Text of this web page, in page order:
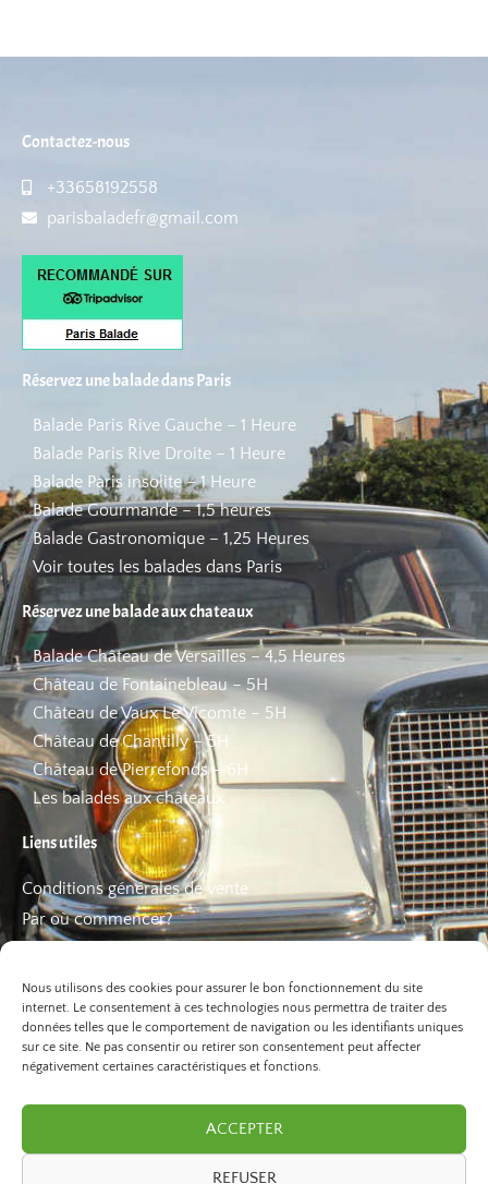
Nous utilisons des cookies pour assurer le bon fonctionnement du site
internet. Le consentement à ces technologies nous permettra de traiter des
données telles que le comportement de navigation ou les identifiants uniques
sur ce site. Ne pas consentir ou retirer son consentement peut affecter
négativement certaines caractéristiques et fonctions.
ACCEPTER
REFUSER
Contactez-nous
+33658192558
parisbaladefr@gmail.com
Réservez une balade dans Paris
Balade Paris Rive Gauche – 1 Heure
Balade Paris Rive Droite – 1 Heure
Balade Paris insolite – 1 Heure
Balade Gourmande – 1,5 heures
Balade Gastronomique – 1,25 Heures
Voir toutes les balades dans Paris
Réservez une balade aux chateaux
Balade Château de Versailles – 4,5 Heures
Château de Fontainebleau – 5H
Château de Vaux Le Vicomte – 5H
Château de Chantilly – 5H
Château de Pierrefonds – 6H
Les balades aux châteaux
Liens utiles
Conditions générales de vente
Par où commencer?
Les bons plans